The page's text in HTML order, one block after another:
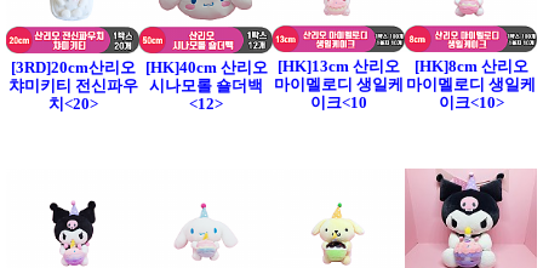
[3RD]20cm산리오
챠미키티 전신파우
치<20>
[HK]40cm 산리오
시나모롤 숄더백
<12>
[HK]13cm 산리오
마이멜로디 생일케
이크<10
[HK]8cm 산리오
마이멜로디 생일케
이크<10>